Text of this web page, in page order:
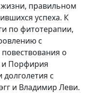
правильном
успеха. К
по фитотерапии,
с
о
и Порфирия
с
и Владимир Леви.